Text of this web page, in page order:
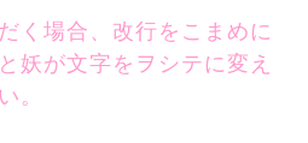
く場合、改行をこまめに
妖が文字をヲシテに変え
。